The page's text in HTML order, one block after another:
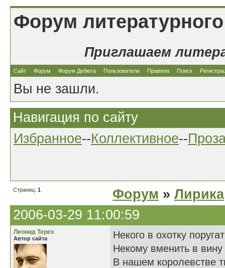
Форум
Приглашаем
Сайт Форум Форум Дебюта Пользователи Правила Поиск
Вы не зашли.
Навигация по сайту
Избранное--Коллективное--
Страниц: 1 Форум » Лирика
2006-03-29 11:00:59
Леонид Терех
Автор сайта
Некого в охотку
Некому вменить в вину
В нашем королевстве